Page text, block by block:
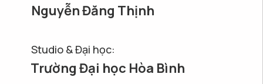
Nguyễn Đăng Thịnh
Studio & Đại học:
Trường Đại học Hòa Bình